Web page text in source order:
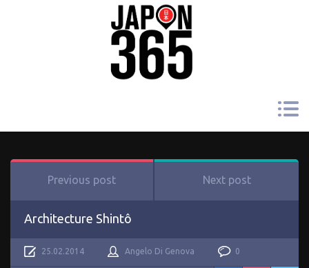
Previous post Next post
Architecture Shintô
25.02.2014 Angelo Di Genova 0